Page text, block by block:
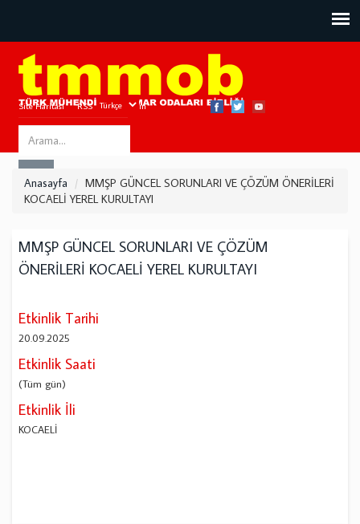
Site Haritası RSS Bize Ulaşın
Search
this
site
Anasayfa
MMŞP GÜNCEL SORUNLARI VE ÇÖZÜM ÖNERİLERİ
KOCAELİ YEREL KURULTAYI
MMŞP GÜNCEL SORUNLARI VE ÇÖZÜM
ÖNERİLERİ KOCAELİ YEREL KURULTAYI
Etkinlik Tarihi
20.09.2025
Etkinlik Saati
(Tüm gün)
Etkinlik İli
KOCAELİ